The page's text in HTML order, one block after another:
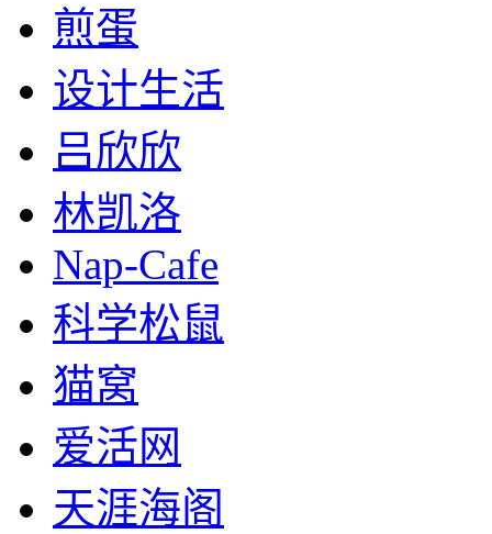
煎蛋
设计生活
吕欣欣
林凯洛
Nap-Cafe
科学松鼠
猫窝
爱活网
天涯海阁